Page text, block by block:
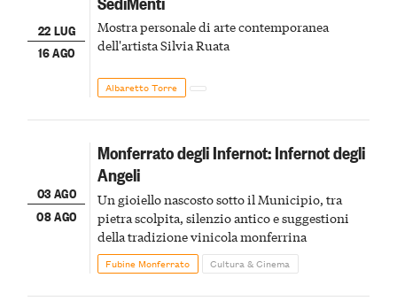
22 LUG
16 AGO
Mostra personale di arte contemporanea
dell'artista Silvia Ruata
Albaretto Torre
03 AGO
08 AGO
Monferrato degli Infernot: Infernot degli
Angeli
Un gioiello nascosto sotto il Municipio, tra
pietra scolpita, silenzio antico e suggestioni
della tradizione vinicola monferrina
Fubine Monferrato Cultura & Cinema